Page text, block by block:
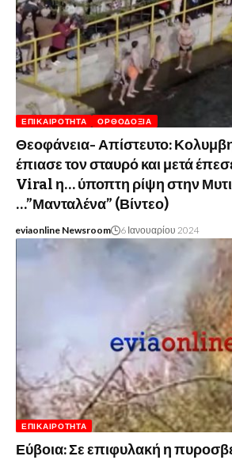
ΕΠΙΚΑΙΡΌΤΗΤΑ ΟΡΘΟΔΟΞΊΑ
Θεοφάνεια- Απίστευτο:
έπιασε τον σταυρό και μετά
Viral η… ύποπτη ρίψη στην
…”Μανταλένα” (Βίντεο)
eviaonline Newsroom 6 Ιανουαρίου 2024
ΕΠΙΚΑΙΡΌΤΗΤΑ
Εύβοια: Σε επιφυλακή η